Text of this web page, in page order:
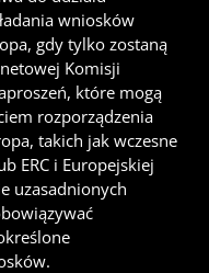
wniosków
gdy tylko zostaną
Komisji
które mogą
rozporządzenia
takich jak wczesne
ERC i Europejskiej
uzasadnionych